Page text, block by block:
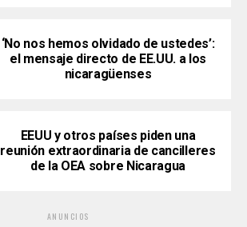
‘No nos hemos olvidado de ustedes’:
el mensaje directo de EE.UU. a los
nicaragüenses
EEUU y otros países piden una
reunión extraordinaria de cancilleres
de la OEA sobre Nicaragua
ANUNCIOS